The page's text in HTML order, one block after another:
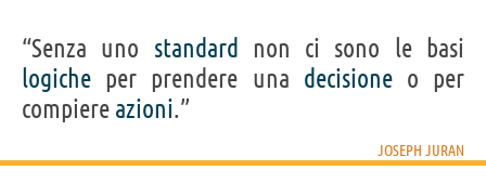
“Senza uno standard non ci sono le basi
logiche per prendere una decisioneo per
compiere azioni.”
JOSEPH JURAN